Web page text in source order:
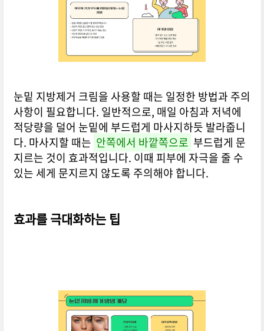
눈밑 지방제거 크림을 사용할 때는 일정한 방법과 주의
사항이 필요합니다. 일반적으로, 매일 아침과 저녁에
적당량을 덜어 눈밑에 부드럽게 마사지하듯 발라줍니
다. 마사지할 때는 안쪽에서 바깥쪽으로 부드럽게 문
지르는 것이 효과적입니다. 이때 피부에 자극을 줄 수
있는 세게 문지르지 않도록 주의해야 합니다.
효과를 극대화하는 팁